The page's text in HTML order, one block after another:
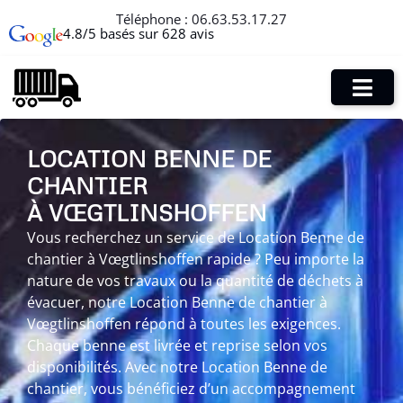
Téléphone : 06.63.53.17.27
4.8/5 basés sur 628 avis
LOCATION BENNE DE
CHANTIER
À VŒGTLINSHOFFEN
Vous recherchez un service de Location Benne de
chantier à Vœgtlinshoffen rapide ? Peu importe la
nature de vos travaux ou la quantité de déchets à
évacuer, notre Location Benne de chantier à
Vœgtlinshoffen répond à toutes les exigences.
Chaque benne est livrée et reprise selon vos
disponibilités. Avec notre Location Benne de
chantier, vous bénéficiez d’un accompagnement